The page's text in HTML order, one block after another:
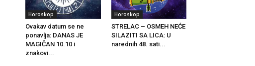
Horoskop
Ovakav datum se ne
ponavlja: DANAS JE
MAGIČAN 10.10 i
znakovi...
Horoskop
STRELAC – OSMEH NEĆE
SILAZITI SA LICA: U
narednih 48. sati...